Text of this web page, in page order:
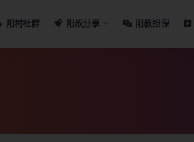
阳村社群 阳叔分享 阳叔担保